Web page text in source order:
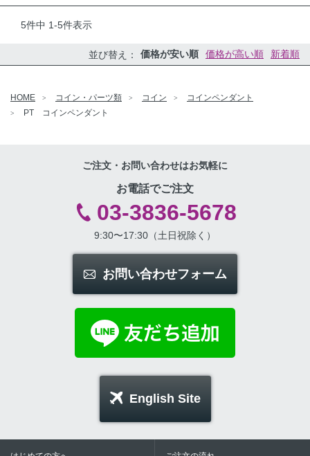
並び替え 価格が安い順 価格が高い順 新着順
5件中 1-5件表示
HOME コイン・パーツ類 コイン
コインペンダント
PT コインペンダント
ご注文・お問い合わせはお気軽に
お電話でご注文
03-3836-5678
9:30〜17:30（土日祝除く）
お問い合わせフォーム
English Site